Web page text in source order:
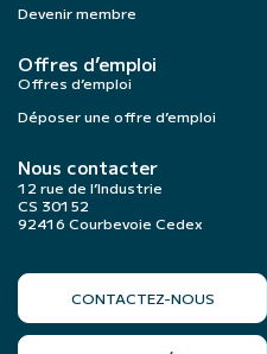
Devenir membre
Offres d’emploi
Offres d’emploi
Déposer une offre d’emploi
Nous contacter
12 rue de l’Industrie
CS 30152
92416 Courbevoie Cedex
CONTACTEZ-NOUS